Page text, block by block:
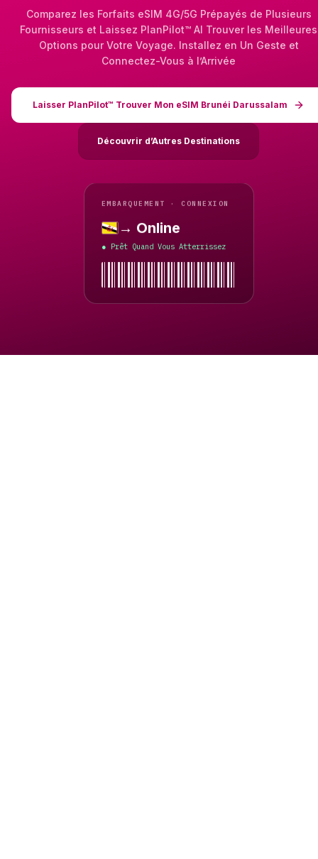
Comparez les Forfaits eSIM 4G/5G Prépayés de Plusieurs
Fournisseurs et Laissez PlanPilot™ AI Trouver les Meilleures
Options pour Votre Voyage. Installez en Un Geste et
Connectez-Vous à l’Arrivée
Laisser PlanPilot™ Trouver Mon eSIM Brunéi Darussalam
Découvrir d’Autres Destinations
EMBARQUEMENT · CONNEXION
Brunéi Darussalam
→ Online
● Prêt Quand Vous Atterrissez